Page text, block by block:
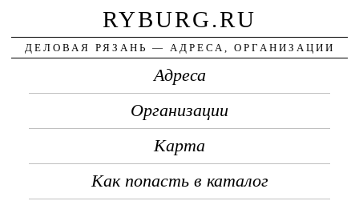
RYBURG.RU
ДЕЛОВАЯ РЯЗАНЬ — АДРЕСА, ОРГАНИЗАЦИИ
Адреса
Организации
Карта
Как попасть в каталог